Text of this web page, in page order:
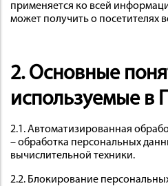
применяется ко всей
может получить о посетителях
2. Основные
используемые в
2.1. Автоматизированная
– обработка персональных
вычислительной техники.
2.2. Блокирование